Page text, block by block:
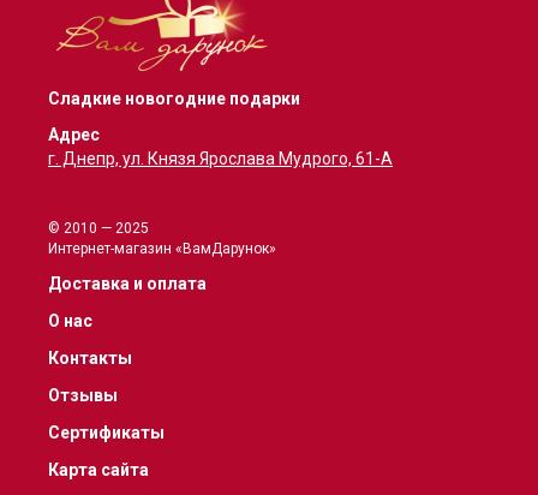
Сладкие новогодние подарки
Адрес
г. Днепр, ул. Князя Ярослава Мудрого, 61-А
© 2010 — 2025
Интернет-магазин «ВамДарунок»
Доставка и оплата
О нас
Контакты
Отзывы
Сертификаты
Карта сайта